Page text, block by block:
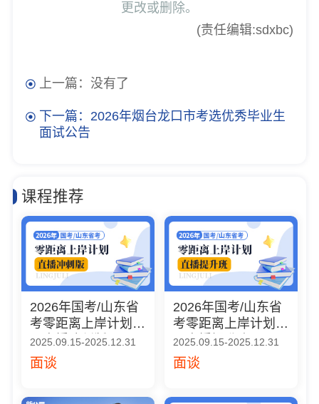
更改或删除。
(责任编辑:sdxbc)
上一篇：没有了
下一篇：2026年烟台龙口市考选优秀毕业生
面试公告
课程推荐
2026年国考/山东省
考零距离上岸计划
（直播冲刺版）
2025.09.15-2025.12.31
面谈
2026年国考/山东省
考零距离上岸计划
（直播提升班）
2025.09.15-2025.12.31
面谈